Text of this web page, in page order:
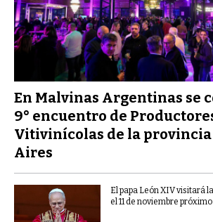
En Malvinas Argentinas se
9° encuentro de
Vitivinícolas de la provincia
Aires
El papa León XIV visitará
el 11 de noviembre próximo